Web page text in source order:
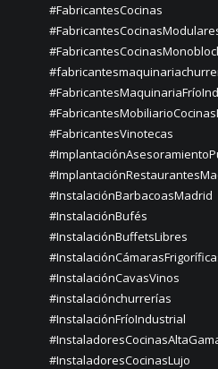
#FabricantesCocinas
#FabricantesVinotecas
#InstalaciónBarbacoasMadrid
#InstalaciónBufés
#InstalaciónBuffetsLibres
#InstalaciónCavasVinos
#instalaciónchurrerías
#InstalaciónFríoIndustrial
#InstaladoresCocinasLujo